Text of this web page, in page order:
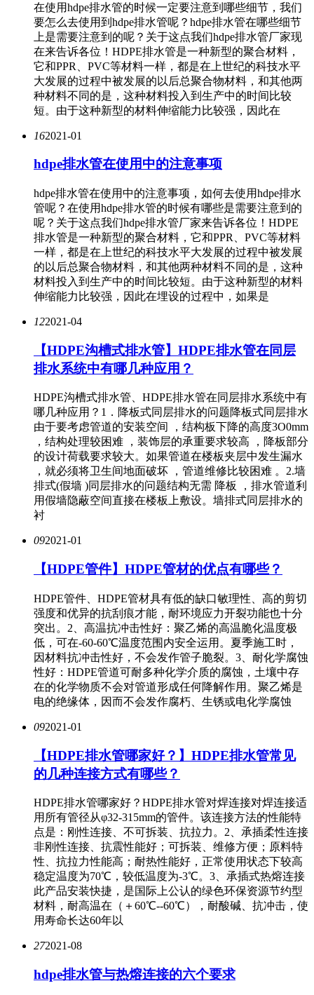
在使用hdpe排水管的时候一定要注意到哪些细节，我们
要怎么去使用到hdpe排水管呢？hdpe排水管在哪些细节
上是需要注意到的呢？关于这点我们hdpe排水管厂家现
在来告诉各位！HDPE排水管是一种新型的聚合材料，
它和PPR、PVC等材料一样，都是在上世纪的科技水平
大发展的过程中被发展的以后总聚合物材料，和其他两
种材料不同的是，这种材料投入到生产中的时间比较
短。由于这种新型的材料伸缩能力比较强，因此在
162021-01
hdpe排水管在使用中的注意事项
hdpe排水管在使用中的注意事项，如何去使用hdpe排水
管呢？在使用hdpe排水管的时候有哪些是需要注意到的
呢？关于这点我们hdpe排水管厂家来告诉各位！HDPE
排水管是一种新型的聚合材料，它和PPR、PVC等材料
一样，都是在上世纪的科技水平大发展的过程中被发展
的以后总聚合物材料，和其他两种材料不同的是，这种
材料投入到生产中的时间比较短。由于这种新型的材料
伸缩能力比较强，因此在埋设的过程中，如果是
122021-04
【HDPE沟槽式排水管】HDPE排水管在同层
排水系统中有哪几种应用？
HDPE沟槽式排水管、HDPE排水管在同层排水系统中有
哪几种应用？1．降板式同层排水的问题降板式同层排水
由于要考虑管道的安装空间 ，结构板下降的高度3O0mm
，结构处理较困难 ，装饰层的承重要求较高 ，降板部分
的设计荷载要求较大。如果管道在楼板夹层中发生漏水
，就必须将卫生间地面破坏 ，管道维修比较困难 。2.墙
排式(假墙 )同层排水的问题结构无需 降板 ，排水管道利
用假墙隐蔽空间直接在楼板上敷设。墙排式同层排水的
衬
092021-01
【​HDPE管件】​HDPE管材的优点有哪些？
HDPE管件、HDPE管材具有低的缺口敏理性、高的剪切
强度和优异的抗刮痕才能，耐环境应力开裂功能也十分
突出。2、高温抗冲击性好：聚乙烯的高温脆化温度极
低，可在-60-60℃温度范围内安全运用。夏季施工时，
因材料抗冲击性好，不会发作管子脆裂。3、耐化学腐蚀
性好：HDPE管道可耐多种化学介质的腐蚀，土壤中存
在的化学物质不会对管道形成任何降解作用。聚乙烯是
电的绝缘体，因而不会发作腐朽、生锈或电化学腐蚀
092021-01
【HDPE排水管哪家好？】HDPE排水管常见
的几种连接方式有哪些？
HDPE排水管哪家好？HDPE排水管对焊连接对焊连接适
用所有管径从φ32-315mm的管件。该连接方法的性能特
点是：刚性连接、不可拆装、抗拉力。2、承插柔性连接
非刚性连接、抗震性能好；可拆装、维修方便；原料特
性、抗拉力性能高；耐热性能好，正常使用状态下较高
稳定温度为70℃，较低温度为-3℃。3、承插式热熔连接
此产品安装快捷，是国际上公认的绿色环保资源节约型
材料，耐高温在（＋60℃--60℃），耐酸碱、抗冲击，使
用寿命长达60年以
272021-08
hdpe排水管与热熔连接的六个要求